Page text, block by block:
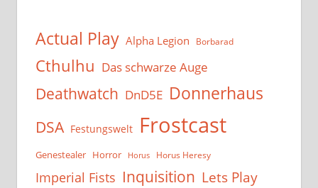
Actual Play Alpha Legion Borbarad
Cthulhu Das schwarze Auge
Deathwatch DnD5E Donnerhaus
DSA Festungswelt Frostcast
Genestealer Horror Horus Horus Heresy
Imperial Fists Inquisition Lets Play